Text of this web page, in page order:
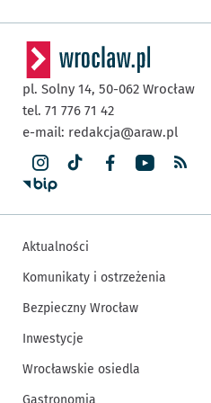
pl. Solny 14, 50-062 Wrocław
tel. 71 776 71 42
e-mail: redakcja@araw.pl
Aktualności
Komunikaty i ostrzeżenia
Bezpieczny Wrocław
Inwestycje
Wrocławskie osiedla
Gastronomia